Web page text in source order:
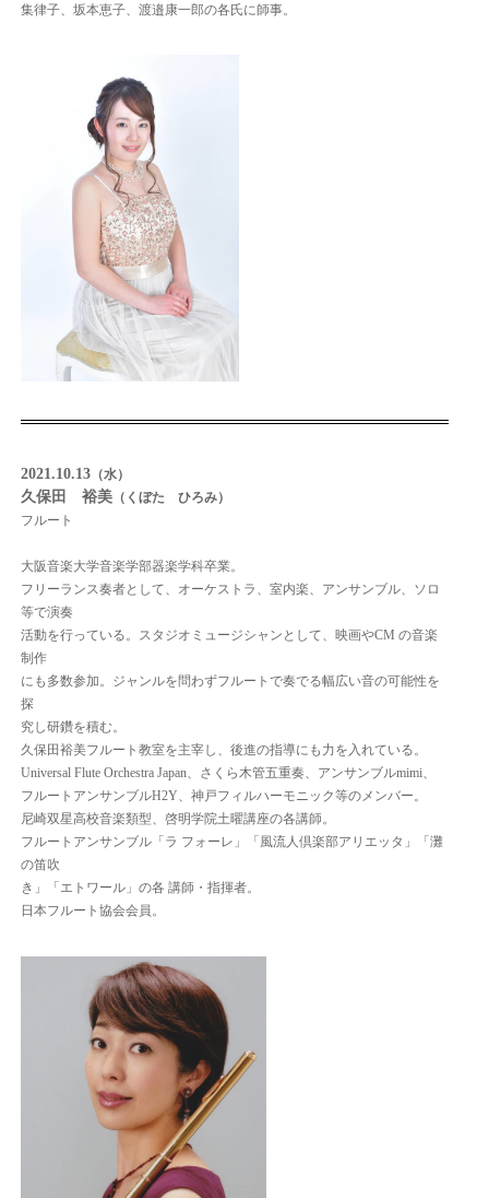
集律子、坂本恵子、渡邉康一郎の各氏に師事。
2021.10.13（水）
久保田 裕美（くぼた ひろみ）
フルート
大阪音楽大学音楽学部器楽学科卒業。
フリーランス奏者として、オーケストラ、室内楽、アンサンブル、ソロ
等で演奏
活動を行っている。スタジオミュージシャンとして、映画やCM の音楽
制作
にも多数参加。ジャンルを問わずフルートで奏でる幅広い音の可能性を
探
究し研鑽を積む。
久保田裕美フルート教室を主宰し、後進の指導にも力を入れている。
Universal Flute Orchestra Japan、さくら木管五重奏、アンサンブルmimi、
フルートアンサンブルH2Y、神戸フィルハーモニック等のメンバー。
尼崎双星高校音楽類型、啓明学院土曜講座の各講師。
フルートアンサンブル「ラ フォーレ」「風流人倶楽部アリエッタ」「灘
の笛吹
き」「エトワール」の各 講師・指揮者。
日本フルート協会会員。